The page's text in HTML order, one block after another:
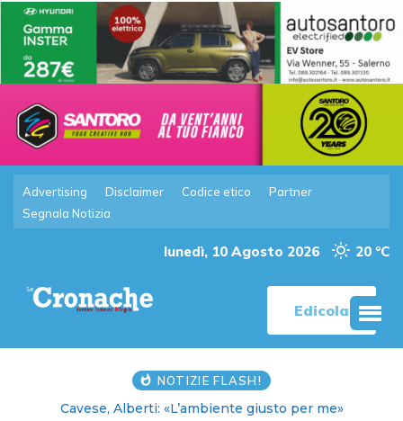
Advertising Disclaimer Codice etico
Partner
Segnala Notizia
lunedì, 10 Agosto 2026 20 °C
Edicola
NOTIZIE FLASH!
Cavese, Alberti: «L’ambiente giusto per me»